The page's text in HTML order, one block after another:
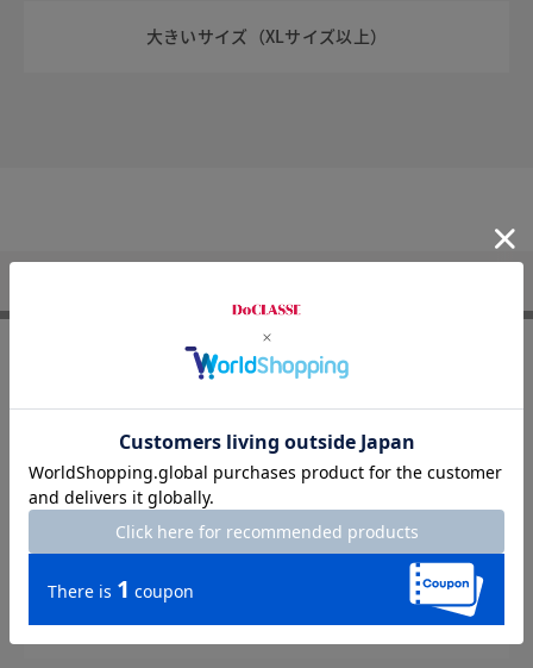
大きいサイズ（XLサイズ以上）
メルマガ登録で500円OFF！
LINEお友達登録で500円OFF！
8/31まで
アプリダウンロードで500円OFF！
カタログ無料プレゼント